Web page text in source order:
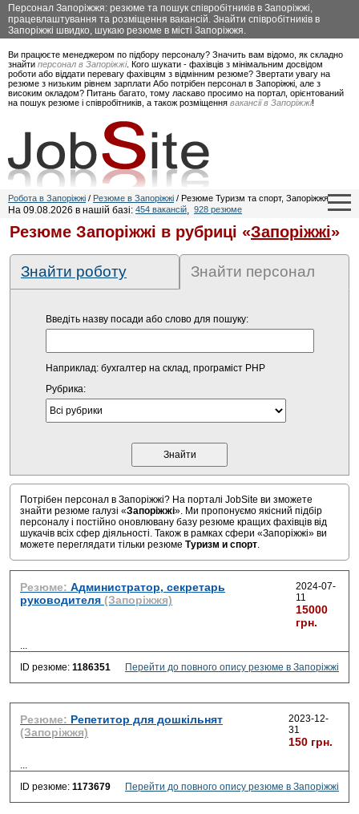
Персонал Запоріжжя: резюме та пошук співробітників в Запоріжжі,
працевлаштування та розміщення вакансій. Знайти співробітників в
Запоріжжі швидко, шукаю резюме в місті Запоріжжя.
Ви працюєте менеджером по підбору персоналу? Значить вам відомо, як складно
знайти персонал в Запоріжжі. Кого шукати - фахівців з мінімальним досвідом
роботи або віддати перевагу фахівцям з відмінним резюме? Звертати увагу на
резюме з низьким рівнем зарплати Або потрібен персонал в Запоріжжі, але з
високим окладом? Питань багато, тому ласкаво просимо на портал, орієнтований
на пошук резюме і співробітників, а також розміщення вакансії в Запоріжжі!
Робота в Запоріжжі / Резюме в Запоріжжі / Резюме Туризм та спорт, Запоріжжя
На 09.08.2026 в нашій базі: 454 вакансій, 928 резюме
Резюме Запоріжжі в рубриці «Запоріжжі»
Знайти роботу Знайти персонал
Введіть назву посади або слово для пошуку:
Наприклад: бухгалтер на склад, програміст PHP
Рубрика:
Потрібен персонал в Запоріжжі? На порталі JobSite ви зможете
знайти резюме галузі «Запоріжжі». Ми пропонуємо якісний підбір
персоналу і постійно оновлювану базу резюме кращих фахівців від
шукачів всіх сфер діяльності. Також в рамках сфери «Запоріжжі» ви
можете переглядати тільки резюме Туризм и спорт.
Резюме: Администратор, секретарь
руководителя (Запоріжжя)
2024-07-
11
15000
грн.
...
ID резюме: 1186351 Перейти до повного опису резюме в Запоріжжі
Резюме: Репетитор для дошкільнят
(Запоріжжя)
2023-12-
31
150 грн.
...
ID резюме: 1173679 Перейти до повного опису резюме в Запоріжжі